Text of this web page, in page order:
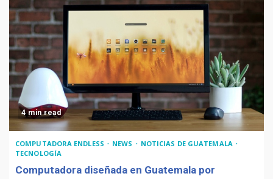
4 min read
COMPUTADORA ENDLESS NEWS
NOTICIAS DE GUATEMALA
TECNOLOGÍA
Computadora diseñada en Guatemala por